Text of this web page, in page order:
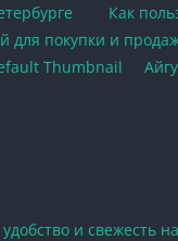
Как
для покупки и
и свежесть